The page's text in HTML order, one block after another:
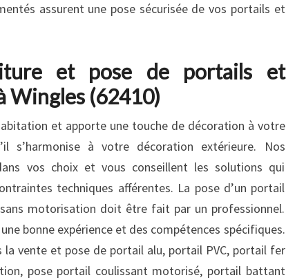
assurent une pose sécurisée de vos portails et
et pose de portails et
Wingles (62410)
et apporte une touche de décoration à votre
s’harmonise à votre décoration extérieure. Nos
vos choix et vous conseillent les solutions qui
techniques afférentes. La pose d’un portail
motorisation doit être fait par un professionnel.
bonne expérience et des compétences spécifiques.
la vente et pose de portail alu, portail PVC, portail fer
pose portail coulissant motorisé, portail battant